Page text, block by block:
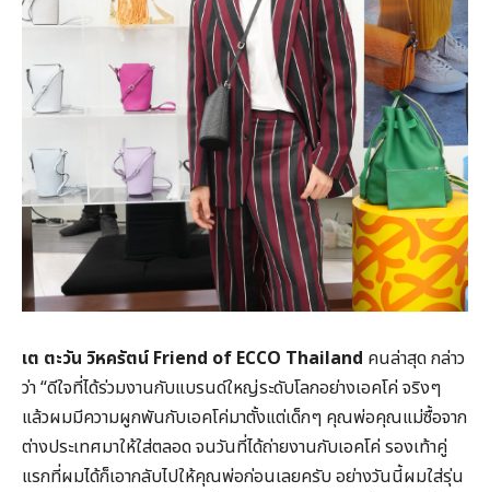
เต ตะวัน วิหครัตน์ Friend of ECCO Thailand คนล่าสุด กล่าว
ว่า “ดีใจที่ได้ร่วมงานกับแบรนด์ใหญ่ระดับโลกอย่างเอคโค่ จริงๆ
แล้วผมมีความผูกพันกับเอคโค่มาตั้งแต่เด็กๆ คุณพ่อคุณแม่ซื้อจาก
ต่างประเทศมาให้ใส่ตลอด จนวันที่ได้ถ่ายงานกับเอคโค่ รองเท้าคู่
แรกที่ผมได้ก็เอากลับไปให้คุณพ่อก่อนเลยครับ อย่างวันนี้ผมใส่รุ่น